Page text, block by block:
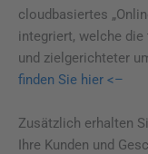
cloudbasiertes
integriert, welche
und zielgerichteter
finden Sie hier <–
Zusätzlich erhalten
Ihre Kunden und